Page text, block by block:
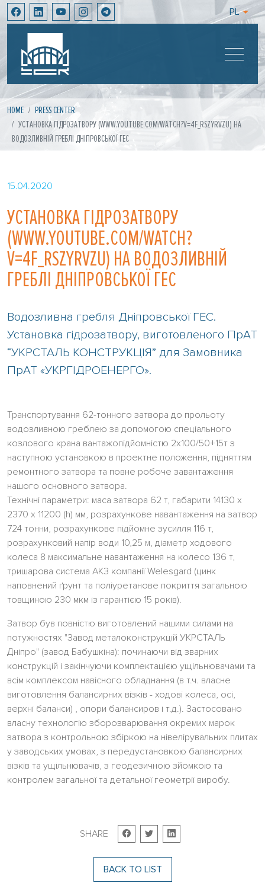
PL
HOME
PRESS CENTER
УСТАНОВКА ГІДРОЗАТВОРУ (WWW.YOUTUBE.COM/WATCH?V=4F_RSZYRVZU) НА
ВОДОЗЛИВНІЙ ГРЕБЛІ ДНІПРОВСЬКОЇ ГЕС
15.04.2020
УСТАНОВКА ГІДРОЗАТВОРУ
(WWW.YOUTUBE.COM/WATCH?
V=4F_RSZYRVZU) НА ВОДОЗЛИВНІЙ
ГРЕБЛІ ДНІПРОВСЬКОЇ ГЕС
Водозливна гребля Дніпровської ГЕС.
Установка гідрозатвору, виготовленого ПрАТ
“УКРСТАЛЬ КОНСТРУКЦІЯ” для Замовника
ПрАТ «УКРГІДРОЕНЕРГО».
Транспортування 62-тонного затвора до прольоту
водозливною греблею за допомогою спеціального
козлового крана вантажопідйомністю 2х100/50+15т з
наступною установкою в проектне положення, підняттям
ремонтного затвора та повне робоче завантаження
нашого основного затвора.
Технічні параметри: маса затвора 62 т, габарити 14130 х
2370 х 11200 (h) мм, розрахункове навантаження на затвор
724 тонни, розрахункове підйомне зусилля 116 т,
розрахунковий напір води 10,25 м, діаметр ходового
колеса 8 максимальне навантаження на колесо 136 т,
тришарова система АКЗ компанії Welesgard (цинк
наповнений ґрунт та поліуретанове покриття загальною
товщиною 230 мкм із гарантією 15 років).
Затвор був повністю виготовлений нашими силами на
потужностях "Завод металоконструкцій УКРСТАЛЬ
Дніпро" (завод Бабушкіна): починаючи від зварних
конструкцій і закінчуючи комплектацією ущільнювачами та
всім комплексом навісного обладнання (в т.ч. власне
виготовлення балансирних візків - ходові колеса, осі,
верхні баланси) , опори балансиров і т.д.). Застосовано
власну технологію зборозварювання окремих марок
затвора з контрольною збіркою на нівелірувальних плитах
у заводських умовах, з передустановкою балансирних
візків та ущільнювачів, з геодезичною зйомкою та
контролем загальної та детальної геометрії виробу.
SHARE
BACK TO LIST